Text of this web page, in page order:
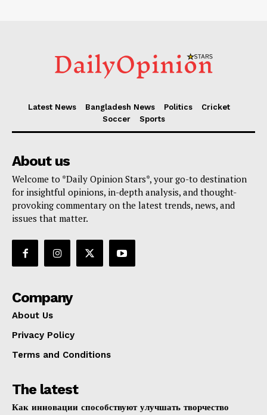
Latest News Bangladesh News Politics
Cricket
Soccer
Sports
About us
Welcome to *Daily Opinion Stars*, your go-to destination
for insightful opinions, in-depth analysis, and thought-
provoking commentary on the latest trends, news, and
issues that matter.
Company
About Us
Privacy Policy
Terms and Conditions
The latest
Как инновации способствуют улучшать творчество